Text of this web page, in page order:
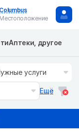
Columbus
Местоположение
Аптеки, другое
услуги
Ещё